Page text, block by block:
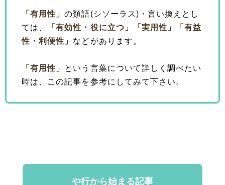
「有用性」の類語(シソーラス)・言い換えとし
ては、
「有効性・役に立つ」 「実用性」
「有益
性・利便性」 などがあります。
「有用性」 という言葉について詳しく調べたい
時は、この記事を参考にしてみて下さい。
や行から始まる記事